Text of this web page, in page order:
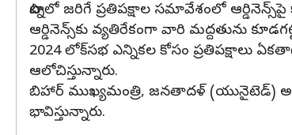
పాట్నలో జరిగే ప్రతిపక్షాల సమావేశంలో ఆర్డినెన్స్‌పై
ఆర్డినెన్స్‌కు వ్యతిరేకంగా వారి మద్దతును
2024 లోక్‌సభ ఎన్నికల కోసం ప్రతిపక్షాలు
ఆలోచిస్తున్నారు.
బిహార్ ముఖ్యమంత్రి, జనతాదళ్ (యునైటెడ్)
భావిస్తున్నారు.